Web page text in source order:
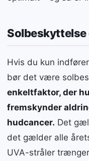
Hvis du kun
bør det være
enkeltfaktor, der
fremskynder
hudcancer. Det
det gælder alle
UVA-stråler